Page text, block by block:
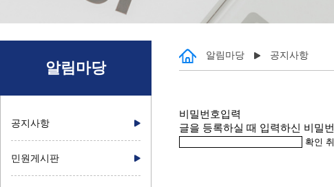
알림마당
공지사항
민원게시판
알림마당 공지사항
비밀번호입력
글을 등록하실 때 입력하신 비밀
확인